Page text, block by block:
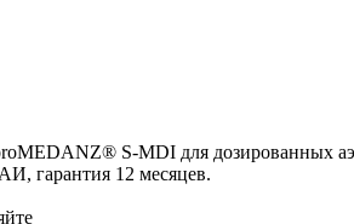
S-MDI для дозированных
гарантия 12 месяцев.